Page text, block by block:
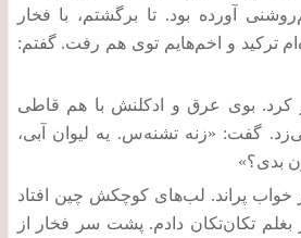
آورده بود. تا برگشتم، با فخار
ترکید و اخم‌هایم توی هم رفت.گفتم:
کرد. بوی عرق و ادکلنش با هم قاطی
. گفت: «زنه تشنه‌س. یه لیوان آبی،
بدی؟»
پراند. لب‌های کوچکش چین افتاد
بغلم تکان‌تکان دادم. پشت سر فخار از